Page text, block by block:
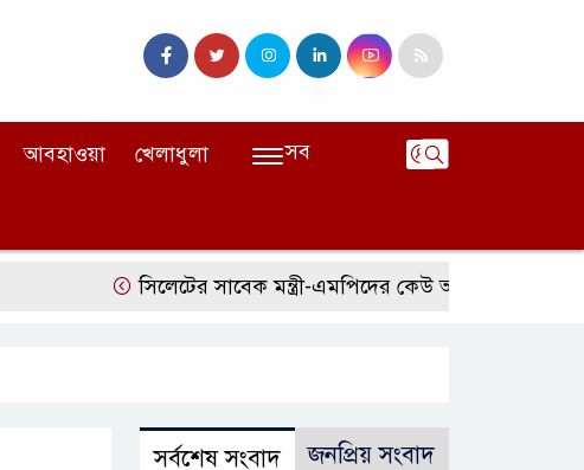
আবহাওয়া খেলাধুলা সব
সিলেটের সাবেক মন্ত্রী-এমপিদের কেউ আত্মগোপনে, কেউ বিদেশে
সর্বশেষ সংবাদ জনপ্রিয় সংবাদ